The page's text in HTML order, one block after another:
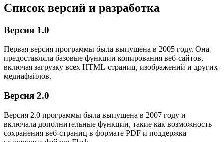
Список версий и разработка
Версия 1.0
Первая версия программы была выпущена в 2005 году. Она
предоставляла базовые функции копирования веб-сайтов,
включая загрузку всех HTML-страниц, изображений и других
медиафайлов.
Версия 2.0
Версия 2.0 программы была выпущена в 2007 году и
включала дополнительные функции, такие как возможность
сохранения веб-страниц в формате PDF и поддержка